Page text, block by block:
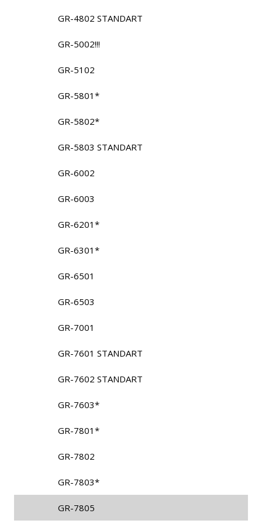
GR-4802 STANDART
GR-5002!!!
GR-5102
GR-5801*
GR-5802*
GR-5803 STANDART
GR-6002
GR-6003
GR-6201*
GR-6301*
GR-6501
GR-6503
GR-7001
GR-7601 STANDART
GR-7602 STANDART
GR-7603*
GR-7801*
GR-7802
GR-7803*
GR-7805